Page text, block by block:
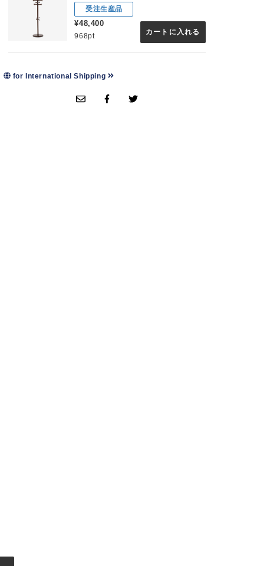
受注生産品
¥48,400
968pt カートに入れる
for International Shipping